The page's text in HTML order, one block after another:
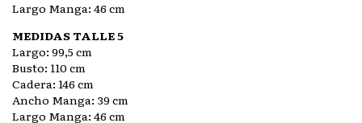
Largo Manga: 46 cm
MEDIDAS TALLE 5
Largo: 99,5 cm
Busto: 110 cm
Cadera: 146 cm
Ancho Manga: 39 cm
Largo Manga: 46 cm